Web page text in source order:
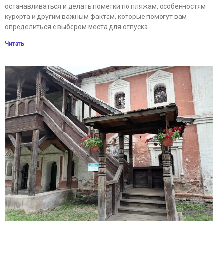
останавливаться и делать пометки по пляжам, особенностям
курорта и другим важным фактам, которые помогут вам
определиться с выбором места для отпуска.
Читать